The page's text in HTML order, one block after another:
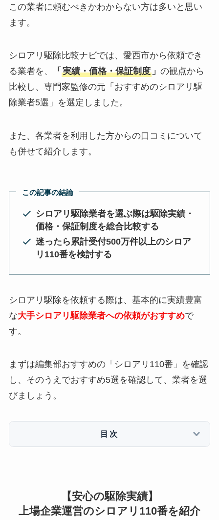
この業者に頼むべきかわからない方は多いと思い
ます。
シロアリ駆除比較ナビでは、愛西市から依頼でき
る業者を、
「 実績・価格・保証制度」 の観点から
比較し、専門家監修の元「おすすめのシロアリ駆
除業者5選」を選定しました。
また、各業者を利用した方からの口コミについて
も併せて紹介します。
この記事の結論
シロアリ駆除業者を選ぶ際は駆除実績・
価格・保証制度を総合比較する
迷ったら累計受付500万件以上のシロア
リ110番を検討する
シロアリ駆除を依頼する際は、基本的に実績豊富
な大手シロアリ駆除業者への依頼がおすすめで
す。
まずは編集部おすすめの「シロアリ110番」を確認
し、そのうえでおすすめ5選を確認して、業者を選
びましょう。
目次
【安心の駆除実績】
上場企業運営のシロアリ110番を紹介